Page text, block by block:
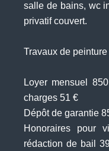
salle de bains, wc
privatif couvert.
Travaux de
Loyer mensuel
charges 51 €
Dépôt de garantie
Honoraires pour
rédaction de bail